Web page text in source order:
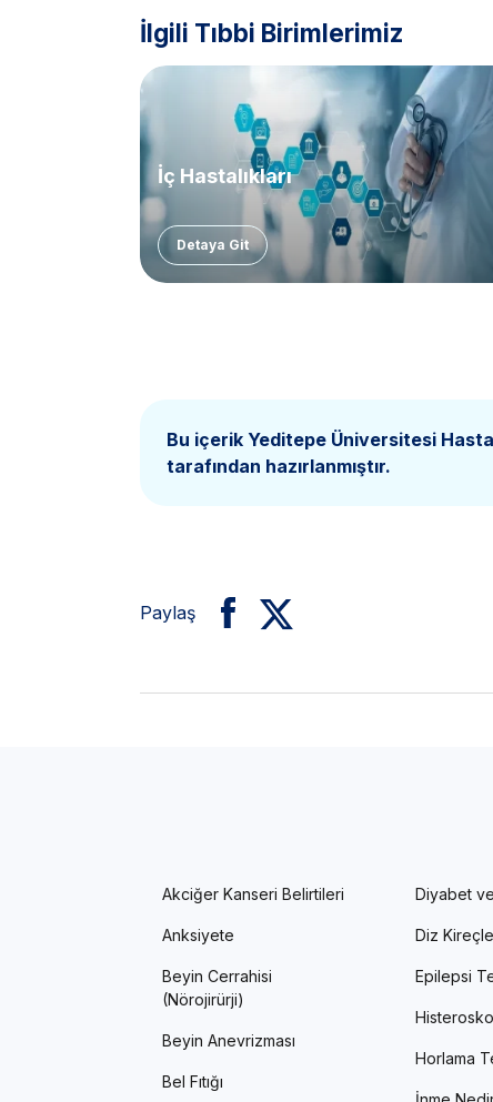
İlgili Tıbbi Birimlerimiz
İç Hastalıkları
Detaya Git
Bu içerik Yeditepe Üniversitesi
tarafından hazırlanmıştır.
Paylaş
Akciğer Kanseri Belirtileri
Anksiyete
Beyin Cerrahisi
(Nörojirürji)
Beyin Anevrizması
Bel Fıtığı
Diyabet
Diz
Epilepsi
Horlama